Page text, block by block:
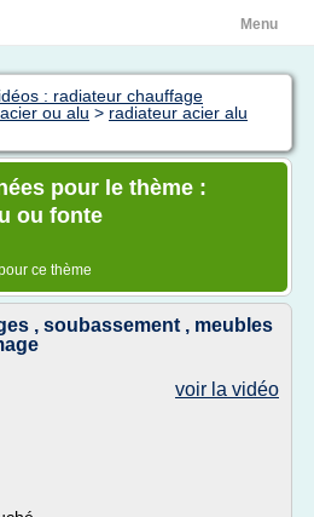
Menu
: radiateur chauffage
ou alu > radiateur acier alu
pour le thème :
ou fonte
ce thème
, soubassement , meubles
voir la vidéo